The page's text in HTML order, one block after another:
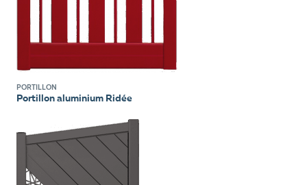
PORTILLON
Portillon aluminium Ridée